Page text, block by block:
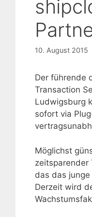
10. August 2015
Der führende
Transaction
Ludwigsburg
sofort via
Möglichst
zeitsparender
das das
Derzeit wird